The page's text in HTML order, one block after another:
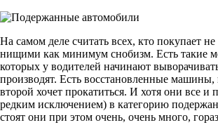
На самом деле считать всех, кто покупает
нищими как минимум снобизм. Есть такие
которых у водителей начинают
производят. Есть восстановленные
второй хочет прокатиться. И хотя они все и
редким исключением) в категорию
стоят они при этом очень, очень много,